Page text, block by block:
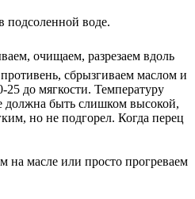
подсоленной воде.
очищаем, разрезаем вдоль
сбрызгиваем маслом и
25 до мягкости. Температуру
должна быть слишком высокой,
но не подгорел. Когда перец
на масле или просто прогреваем